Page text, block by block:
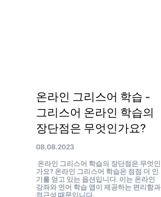
온라인 그리스어 학습 -
그리스어 온라인 학습의
장단점은 무엇인가요?
08.08.2023
온라인 그리스어 학습의 장단점은 무엇인
가요? 온라인 그리스어 학습은 점점 더 인
기를 얻고 있는 옵션입니다. 이는 온라인
강좌와 언어 학습 앱이 제공하는 편리함과
접근성 때문입니다.